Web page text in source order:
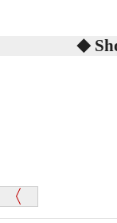
詳しくはこちら
体をねかせた
東京
「対応はどち
「商品説明が